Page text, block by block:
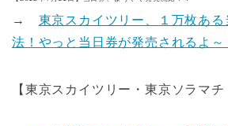
→ 東京スカイツリー、１万枚あ
法！やっと当日券が発売されるよ～
【東京スカイツリー・東京ソラマチ